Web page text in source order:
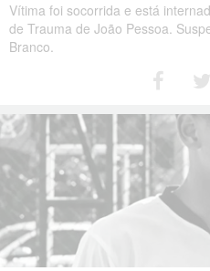
Vítima foi socorrida e está
de Trauma de João Pessoa.
Branco.